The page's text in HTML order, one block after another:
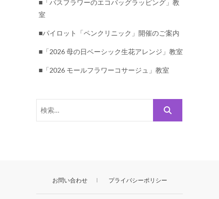
■「バスフラワーのエコバッグラッピング」教
室
■パイロット「ペンクリニック」開催のご案内
■「2026 母の日ベーシック生花アレンジ」教室
■「2026 モールフラワーコサージュ」教室
お問い合わせ プライバシーポリシー